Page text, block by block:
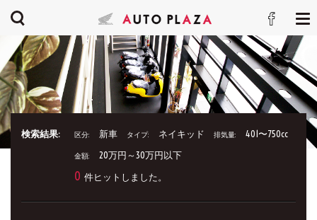
検索結果: 区分: 新車 タイプ: ネイキッド 排気量: 401〜750cc
金額: 20万円～30万円以下
0 件ヒットしました。